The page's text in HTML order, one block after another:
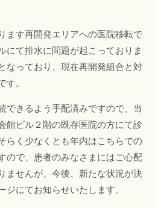
ます再開発エリアへの医院移転で
にて排水に問題が起こっておりま
なっており、現在再開発組合と対
。
できるよう手配済みですので、当
館ビル２階の既存医院の方にて診
らく少なくとも年内はこちらでの
ので、患者のみなさまにはご心配
ませんが、今後、新たな状況が決
ジにてお知らせいたします。